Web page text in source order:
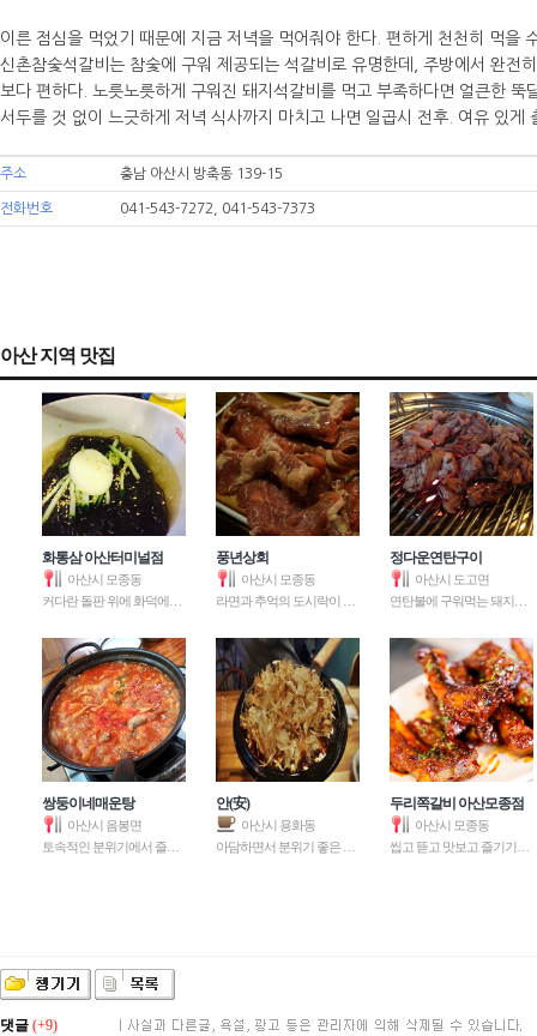
이른 점심을 먹었기 때문에 지금 저녁을 먹어줘야 한다. 편하게 천천히 먹을
신촌참숯석갈비는 참숯에 구워 제공되는 석갈비로 유명한데, 주방에서 완전
보다 편하다. 노릇노릇하게 구워진 돼지석갈비를 먹고 부족하다면 얼큰한 뚝
서두를 것 없이 느긋하게 저녁 식사까지 마치고 나면 일곱시 전후. 여유 있게
주소 충남 아산시 방축동 139-15
전화번호 041-543-7272, 041-543-7373
아산 지역 맛집
화통삼 아산터미널점
아산시 모종동
풍년상회
아산시 모종동
정다운연탄구이
아산시 도고면
쌍둥이네매운탕
아산시 음봉면
안(安)
아산시 용화동
두리쪽갈비 아산모종점
아산시 모종동
댓글 (+9)